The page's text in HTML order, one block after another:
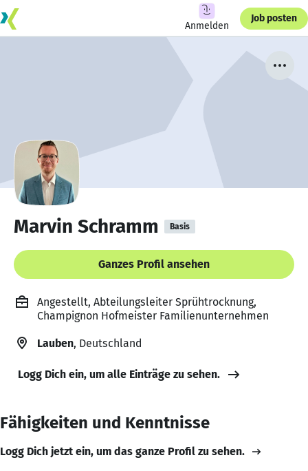
Anmelden
Job posten
Marvin Schramm Basis
Ganzes Profil ansehen
Angestellt, Abteilungsleiter Sprühtrocknung,
Champignon Hofmeister Familienunternehmen
Lauben, Deutschland
Logg Dich ein, um alle Einträge zu sehen.
Fähigkeiten und Kenntnisse
Logg Dich jetzt ein, um das ganze Profil zu sehen.